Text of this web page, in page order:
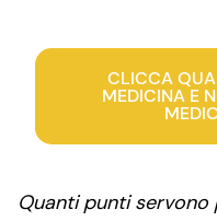
CLICCA QUA
MEDICINA E
Quanti punti